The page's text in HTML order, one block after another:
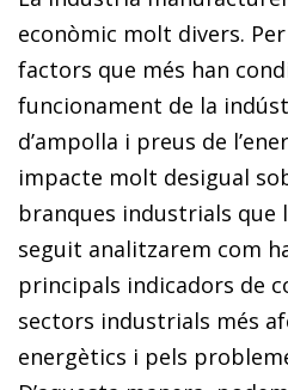
econòmic molt divers.
factors que més han
funcionament de la
d’ampolla i preus de
impacte molt desigual
branques industrials que
seguit analitzarem com
principals indicadors de
sectors industrials més
energètics i pels